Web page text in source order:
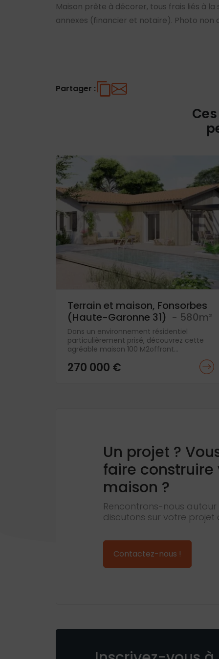
Maison prête à décorer, tous frais liés à
annexes (financier et notaire). Photo non
Partager :
Terrain et maison, Fonsorbes
(Haute-Garonne 31) - 580m²
Dans un environnement résidentiel
particulièrement prisé, découvrez cette
agréable maison 100 M2offrant...
270 000 €
Un projet ?
faire construire
maison ?
Rencontrons-nous autour
discutons sur votre projet
Contactez-nous !